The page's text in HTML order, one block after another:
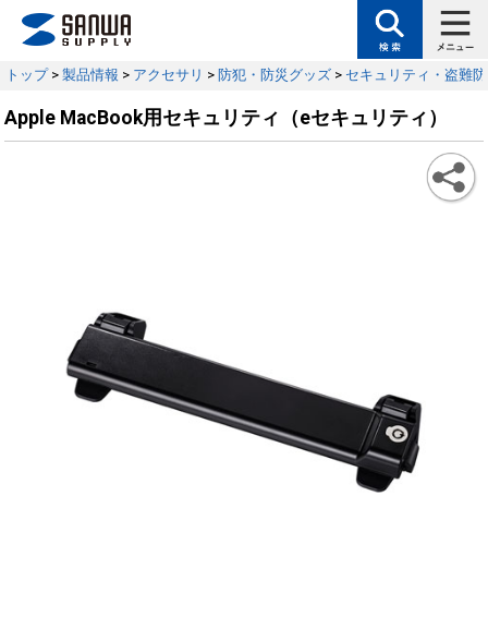
トップ> 製品情報 > アクセサリ > 防犯・防災グッズ > セキュリティ・盗難
Apple MacBook用セキュリティ（eセキュリティ）